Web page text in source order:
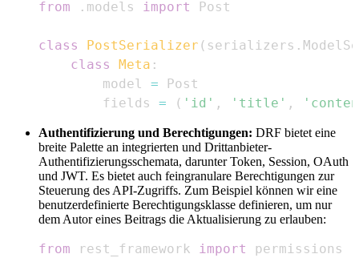
from . models import
class PostSerializer ( serializers .
class
Meta :
        model
=
        fields
= ( 'id' , 'title' ,
Authentifizierung und Berechtigungen: DRF bietet eine
breite Palette an integrierten und Drittanbieter-
Authentifizierungsschemata, darunter Token, Session, OAuth
und JWT. Es bietet auch feingranulare Berechtigungen zur
Steuerung des API-Zugriffs. Zum Beispiel können wir eine
benutzerdefinierte Berechtigungsklasse definieren, um nur
dem Autor eines Beitrags die Aktualisierung zu erlauben:
from rest_framework import